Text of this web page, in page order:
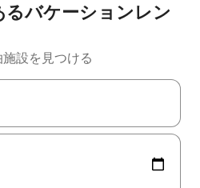
バケーションレン
設を見つける
上下の矢印キーを使って移動するか